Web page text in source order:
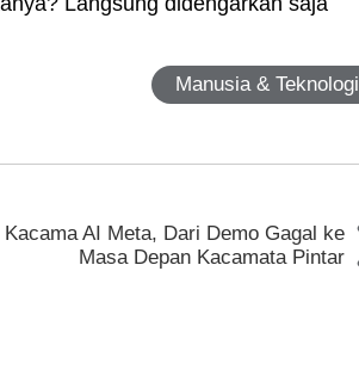
Manusia & Teknologi
Kacama AI Meta, Dari Demo Gagal ke
Masa Depan Kacamata Pintar